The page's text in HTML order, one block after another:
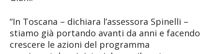
“In Toscana – dichiara l’assessora Spinelli –
stiamo già portando avanti da anni e facendo
crescere le azioni del programma